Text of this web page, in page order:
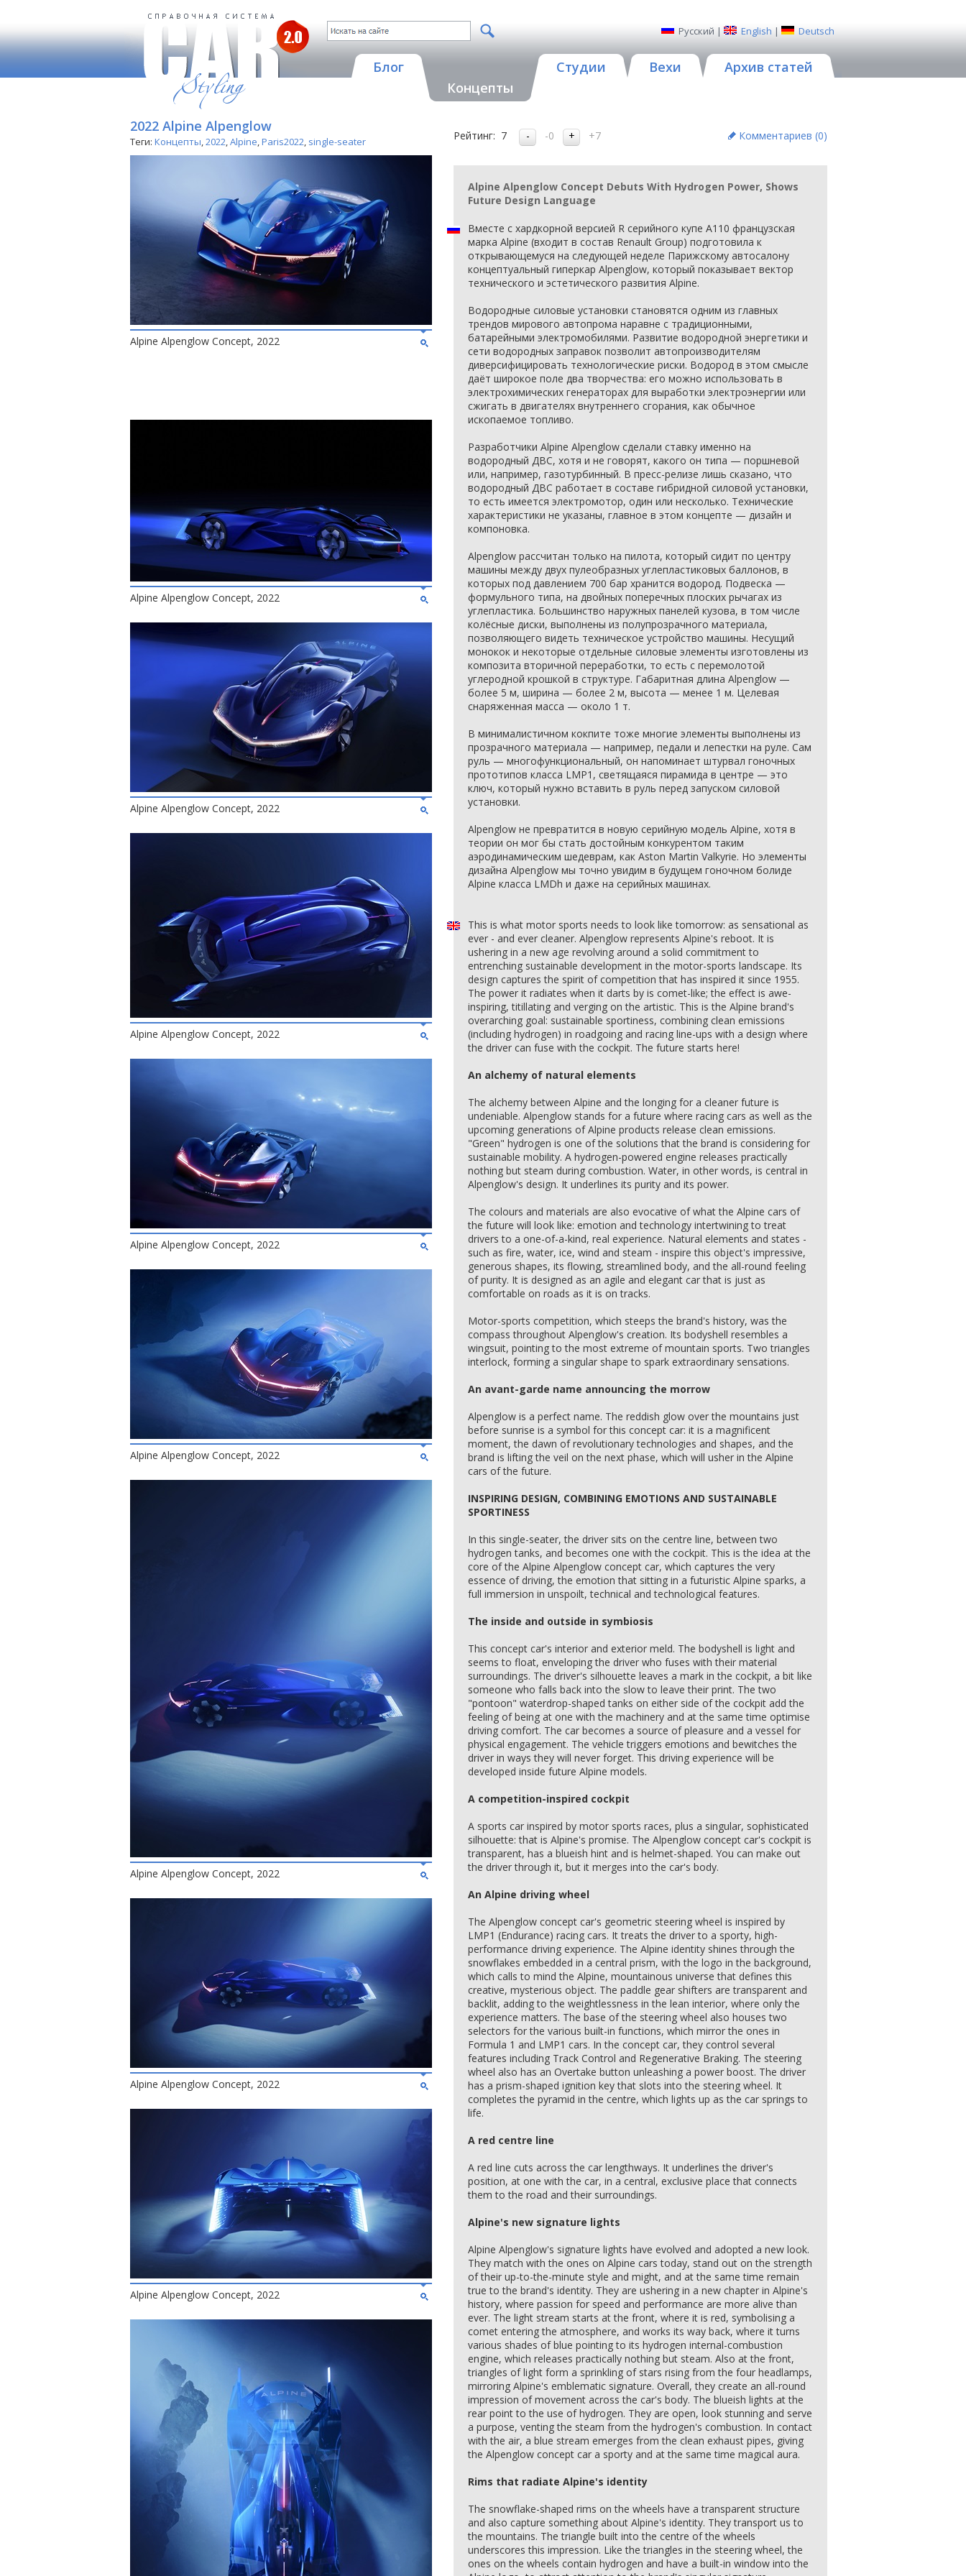
Русский | English | Deutsch
Блог
Концепты
Студии Вехи Архив статей
2022 Alpine Alpenglow
Теги: Концепты,2022,Alpine,Paris2022, single-seater
Alpine Alpenglow Concept, 2022
Alpine Alpenglow Concept, 2022
Alpine Alpenglow Concept, 2022
Alpine Alpenglow Concept, 2022
Alpine Alpenglow Concept, 2022
Alpine Alpenglow Concept, 2022
Alpine Alpenglow Concept, 2022
Alpine Alpenglow Concept, 2022
Alpine Alpenglow Concept, 2022
Рейтинг: 7 -0 +7 Комментариев (0)
Alpine Alpenglow Concept Debuts With Hydrogen Power, Shows
Future Design Language
Вместе с хардкорной версией R серийного купе A110 французская
марка Alpine (входит в состав Renault Group) подготовила к
открывающемуся на следующей неделе Парижскому автосалону
концептуальный гиперкар Alpenglow, который показывает вектор
технического и эстетического развития Alpine.
Водородные силовые установки становятся одним из главных
трендов мирового автопрома наравне с традиционными,
батарейными электромобилями. Развитие водородной энергетики и
сети водородных заправок позволит автопроизводителям
диверсифицировать технологические риски. Водород в этом смысле
даёт широкое поле два творчества: его можно использовать в
электрохимических генераторах для выработки электроэнергии или
сжигать в двигателях внутреннего сгорания, как обычное
ископаемое топливо.
Разработчики Alpine Alpenglow сделали ставку именно на
водородный ДВС, хотя и не говорят, какого он типа — поршневой
или, например, газотурбинный. В пресс-релизе лишь сказано, что
водородный ДВС работает в составе гибридной силовой установки,
то есть имеется электромотор, один или несколько. Технические
характеристики не указаны, главное в этом концепте — дизайн и
компоновка.
Alpenglow рассчитан только на пилота, который сидит по центру
машины между двух пулеобразных углепластиковых баллонов, в
которых под давлением 700 бар хранится водород. Подвеска —
формульного типа, на двойных поперечных плоских рычагах из
углепластика. Большинство наружных панелей кузова, в том числе
колёсные диски, выполнены из полупрозрачного материала,
позволяющего видеть техническое устройство машины. Несущий
монокок и некоторые отдельные силовые элементы изготовлены из
композита вторичной переработки, то есть с перемолотой
углеродной крошкой в структуре. Габаритная длина Alpenglow —
более 5 м, ширина — более 2 м, высота — менее 1 м. Целевая
снаряженная масса — около 1 т.
В минималистичном кокпите тоже многие элементы выполнены из
прозрачного материала — например, педали и лепестки на руле. Сам
руль — многофункциональный, он напоминает штурвал гоночных
прототипов класса LMP1, светящаяся пирамида в центре — это
ключ, который нужно вставить в руль перед запуском силовой
установки.
Alpenglow не превратится в новую серийную модель Alpine, хотя в
теории он мог бы стать достойным конкурентом таким
аэродинамическим шедеврам, как Aston Martin Valkyrie. Но элементы
дизайна Alpenglow мы точно увидим в будущем гоночном болиде
Alpine класса LMDh и даже на серийных машинах.
This is what motor sports needs to look like tomorrow: as sensational as
ever - and ever cleaner. Alpenglow represents Alpine's reboot. It is
ushering in a new age revolving around a solid commitment to
entrenching sustainable development in the motor-sports landscape. Its
design captures the spirit of competition that has inspired it since 1955.
The power it radiates when it darts by is comet-like; the effect is awe-
inspiring, titillating and verging on the artistic. This is the Alpine brand's
overarching goal: sustainable sportiness, combining clean emissions
(including hydrogen) in roadgoing and racing line-ups with a design where
the driver can fuse with the cockpit. The future starts here!
An alchemy of natural elements
The alchemy between Alpine and the longing for a cleaner future is
undeniable. Alpenglow stands for a future where racing cars as well as the
upcoming generations of Alpine products release clean emissions.
"Green" hydrogen is one of the solutions that the brand is considering for
sustainable mobility. A hydrogen-powered engine releases practically
nothing but steam during combustion. Water, in other words, is central in
Alpenglow's design. It underlines its purity and its power.
The colours and materials are also evocative of what the Alpine cars of
the future will look like: emotion and technology intertwining to treat
drivers to a one-of-a-kind, real experience. Natural elements and states -
such as fire, water, ice, wind and steam - inspire this object's impressive,
generous shapes, its flowing, streamlined body, and the all-round feeling
of purity. It is designed as an agile and elegant car that is just as
comfortable on roads as it is on tracks.
Motor-sports competition, which steeps the brand's history, was the
compass throughout Alpenglow's creation. Its bodyshell resembles a
wingsuit, pointing to the most extreme of mountain sports. Two triangles
interlock, forming a singular shape to spark extraordinary sensations.
An avant-garde name announcing the morrow
Alpenglow is a perfect name. The reddish glow over the mountains just
before sunrise is a symbol for this concept car: it is a magnificent
moment, the dawn of revolutionary technologies and shapes, and the
brand is lifting the veil on the next phase, which will usher in the Alpine
cars of the future.
INSPIRING DESIGN, COMBINING EMOTIONS AND SUSTAINABLE
SPORTINESS
In this single-seater, the driver sits on the centre line, between two
hydrogen tanks, and becomes one with the cockpit. This is the idea at the
core of the Alpine Alpenglow concept car, which captures the very
essence of driving, the emotion that sitting in a futuristic Alpine sparks, a
full immersion in unspoilt, technical and technological features.
The inside and outside in symbiosis
This concept car's interior and exterior meld. The bodyshell is light and
seems to float, enveloping the driver who fuses with their material
surroundings. The driver's silhouette leaves a mark in the cockpit, a bit like
someone who falls back into the slow to leave their print. The two
"pontoon" waterdrop-shaped tanks on either side of the cockpit add the
feeling of being at one with the machinery and at the same time optimise
driving comfort. The car becomes a source of pleasure and a vessel for
physical engagement. The vehicle triggers emotions and bewitches the
driver in ways they will never forget. This driving experience will be
developed inside future Alpine models.
A competition-inspired cockpit
A sports car inspired by motor sports races, plus a singular, sophisticated
silhouette: that is Alpine's promise. The Alpenglow concept car's cockpit is
transparent, has a blueish hint and is helmet-shaped. You can make out
the driver through it, but it merges into the car's body.
An Alpine driving wheel
The Alpenglow concept car's geometric steering wheel is inspired by
LMP1 (Endurance) racing cars. It treats the driver to a sporty, high-
performance driving experience. The Alpine identity shines through the
snowflakes embedded in a central prism, with the logo in the background,
which calls to mind the Alpine, mountainous universe that defines this
creative, mysterious object. The paddle gear shifters are transparent and
backlit, adding to the weightlessness in the lean interior, where only the
experience matters. The base of the steering wheel also houses two
selectors for the various built-in functions, which mirror the ones in
Formula 1 and LMP1 cars. In the concept car, they control several
features including Track Control and Regenerative Braking. The steering
wheel also has an Overtake button unleashing a power boost. The driver
has a prism-shaped ignition key that slots into the steering wheel. It
completes the pyramid in the centre, which lights up as the car springs to
life.
A red centre line
A red line cuts across the car lengthways. It underlines the driver's
position, at one with the car, in a central, exclusive place that connects
them to the road and their surroundings.
Alpine's new signature lights
Alpine Alpenglow's signature lights have evolved and adopted a new look.
They match with the ones on Alpine cars today, stand out on the strength
of their up-to-the-minute style and might, and at the same time remain
true to the brand's identity. They are ushering in a new chapter in Alpine's
history, where passion for speed and performance are more alive than
ever. The light stream starts at the front, where it is red, symbolising a
comet entering the atmosphere, and works its way back, where it turns
various shades of blue pointing to its hydrogen internal-combustion
engine, which releases practically nothing but steam. Also at the front,
triangles of light form a sprinkling of stars rising from the four headlamps,
mirroring Alpine's emblematic signature. Overall, they create an all-round
impression of movement across the car's body. The blueish lights at the
rear point to the use of hydrogen. They are open, look stunning and serve
a purpose, venting the steam from the hydrogen's combustion. In contact
with the air, a blue stream emerges from the clean exhaust pipes, giving
the Alpenglow concept car a sporty and at the same time magical aura.
Rims that radiate Alpine's identity
The snowflake-shaped rims on the wheels have a transparent structure
and also capture something about Alpine's identity. They transport us to
the mountains. The triangle built into the centre of the wheels
underscores this impression. Like the triangles in the steering wheel, the
ones on the wheels contain hydrogen and have a built-in window into the